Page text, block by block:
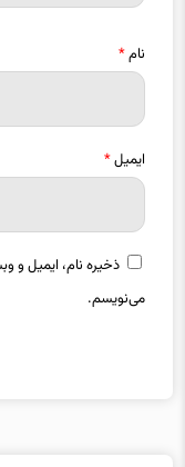
ایمیل*
ذخیره نام، ایمیل و
می‌نویسم.